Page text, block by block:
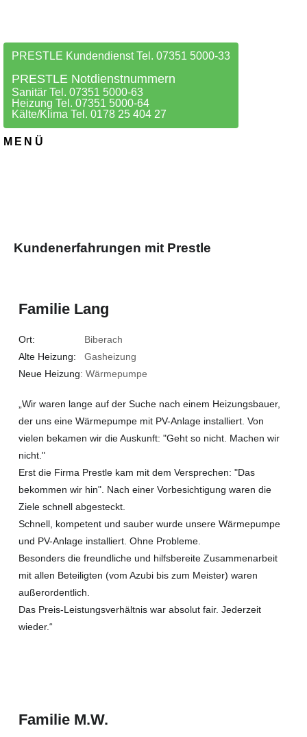
PRESTLE Kundendienst Tel. 07351 5000-33
PRESTLE Notdienstnummern
Sanitär Tel. 07351 5000-63
Heizung Tel. 07351 5000-64
Kälte/Klima Tel. 0178 25 404 27
MENÜ
Kundenerfahrungen mit Prestle
Familie Lang
Ort: Biberach
Alte Heizung: Gasheizung
Neue Heizung: Wärmepumpe
„Wir waren lange auf der Suche nach einem Heizungsbauer,
der uns eine Wärmepumpe mit PV-Anlage installiert. Von
vielen bekamen wir die Auskunft: "Geht so nicht. Machen wir
nicht."
Erst die Firma Prestle kam mit dem Versprechen: "Das
bekommen wir hin". Nach einer Vorbesichtigung waren die
Ziele schnell abgesteckt.
Schnell, kompetent und sauber wurde unsere Wärmepumpe
und PV-Anlage installiert. Ohne Probleme.
Besonders die freundliche und hilfsbereite Zusammenarbeit
mit allen Beteiligten (vom Azubi bis zum Meister) waren
außerordentlich.
Das Preis-Leistungsverhältnis war absolut fair. Jederzeit
wieder.“
Familie M.W.